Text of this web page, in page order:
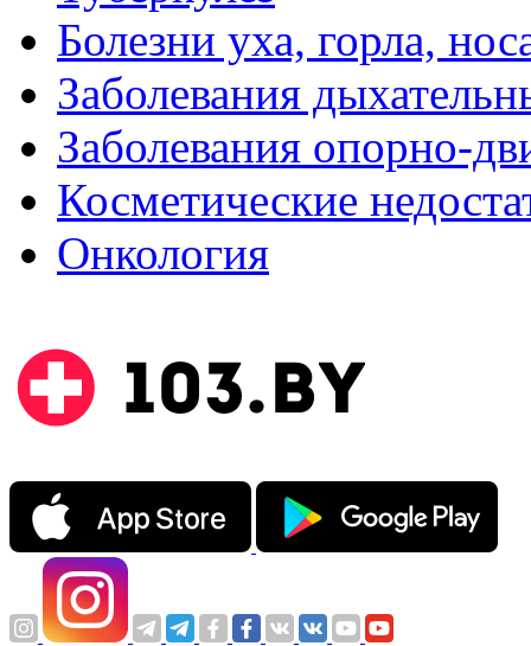
Болезни уха, горла,
Заболевания
Заболевания опорно-
Косметические
Онкология